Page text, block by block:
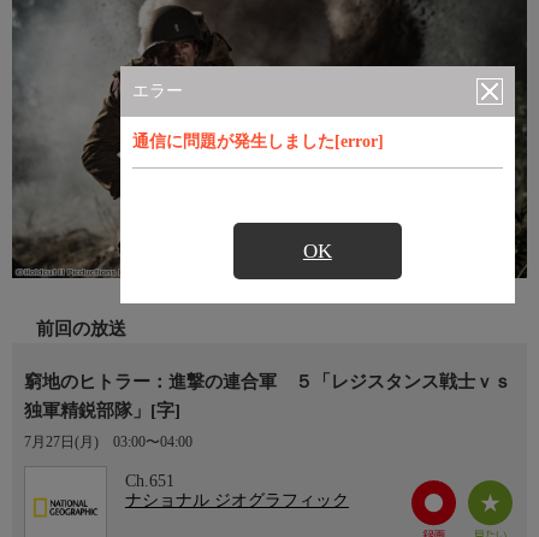
エラー
通信に問題が発生しました[error]
OK
前回の放送
窮地のヒトラー：進撃の連合軍 ５「レジスタンス戦士ｖｓ
独軍精鋭部隊」[字]
7月27日(月) 03:00〜04:00
Ch.651
ナショナル ジオグラフィック